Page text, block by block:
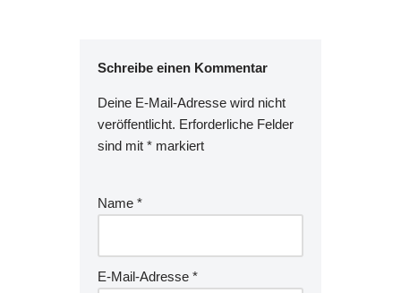
Schreibe einen Kommentar
Deine E-Mail-Adresse wird nicht
veröffentlicht. Erforderliche Felder
sind mit * markiert
Name *
E-Mail-Adresse *